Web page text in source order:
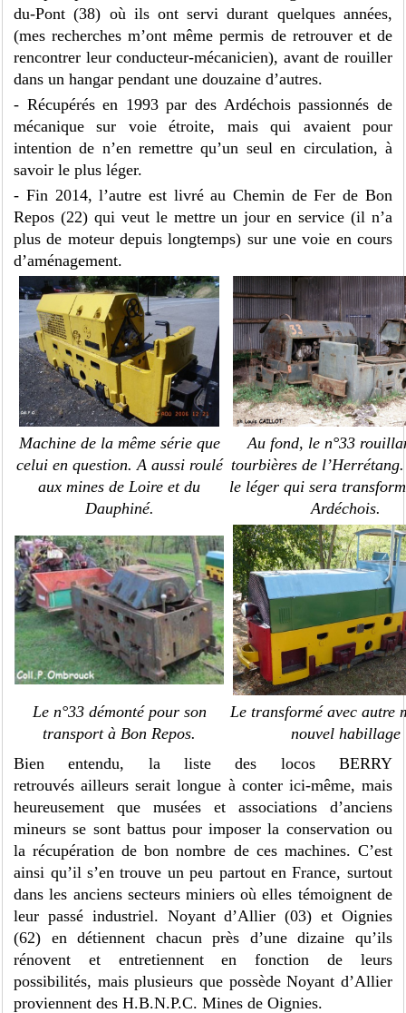
du-Pont (38) où ils ont servi durant quelques années,
(mes recherches m’ont même permis de retrouver et de
rencontrer leur conducteur-mécanicien), avant de rouiller
dans un hangar pendant une douzaine d’autres.
- Récupérés en 1993 par des Ardéchois passionnés de
mécanique sur voie étroite, mais qui avaient pour
intention de n’en remettre qu’un seul en circulation, à
savoir le plus léger.
- Fin 2014, l’autre est livré au Chemin de Fer de Bon
Repos (22) qui veut le mettre un jour en service (il n’a
plus de moteur depuis longtemps) sur une voie en cours
d’aménagement.
Machine de la même série que
celui en question. A aussi roulé
aux mines de Loire et du
Dauphiné.
Au fond, le n°33
tourbières de
le léger qui sera
Ardéchois.
Le n°33 démonté pour son
transport à Bon Repos.
Le transformé avec autre
nouvel habillage
Bien entendu, la liste des locos BERRY
retrouvés ailleurs serait longue à conter ici-même, mais
heureusement que musées et associations d’anciens
mineurs se sont battus pour imposer la conservation ou
la récupération de bon nombre de ces machines. C’est
ainsi qu’il s’en trouve un peu partout en France, surtout
dans les anciens secteurs miniers où elles témoignent de
leur passé industriel. Noyant d’Allier (03) et Oignies
(62) en détiennent chacun près d’une dizaine qu’ils
rénovent et entretiennent en fonction de leurs
possibilités, mais plusieurs que possède Noyant d’Allier
proviennent des H.B.N.P.C. Mines de Oignies.